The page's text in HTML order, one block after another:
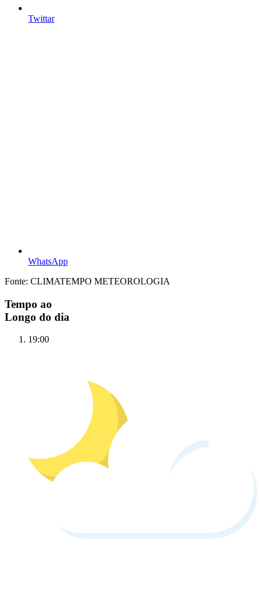
Twittar
WhatsApp
Fonte: CLIMATEMPO METEOROLOGIA
Tempo ao
Longo do dia
19:00